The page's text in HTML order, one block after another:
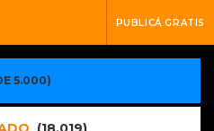
PUBLICÁ GRATIS
5.000)